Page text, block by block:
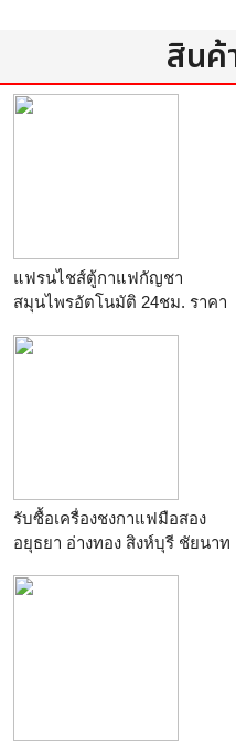
สินค้
แฟรนไชส์ตู้กาแฟกัญชา
สมุนไพรอัตโนมัติ 24ชม. ราคา
รับซื้อเครื่องชงกาแฟมือสอง
อยุธยา อ่างทอง สิงห์บุรี ชัยนาท
อุตรดิตถ์ แพร่ น่าน